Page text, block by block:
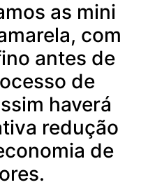
as mini
com
antes de
de
haverá
redução
de